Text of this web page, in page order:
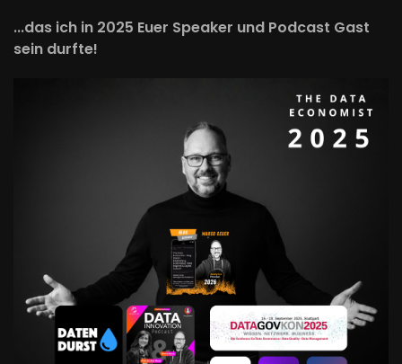
...das ich in 2025 Euer Speaker und Podcast Gast
sein durfte!